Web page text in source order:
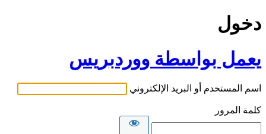
دخول
يعمل بواسطة ووردبريس
اسم المستخدم أو البريد الإلكتروني
كلمة المرور